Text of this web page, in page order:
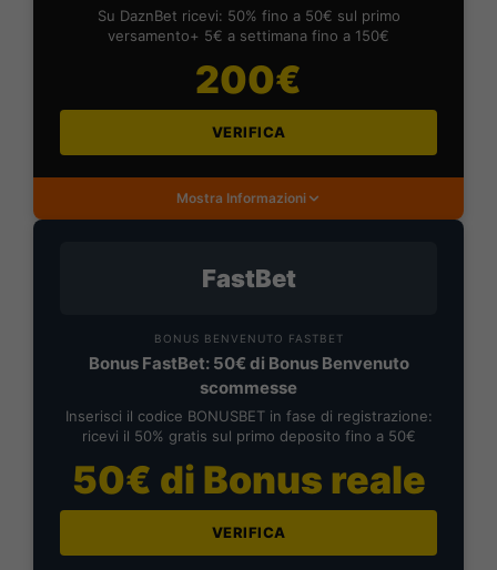
Su DaznBet ricevi: 50% fino a 50€ sul primo
versamento+ 5€ a settimana fino a 150€
200€
VERIFICA
Mostra Informazioni
FastBet
BONUS BENVENUTO FASTBET
Bonus FastBet: 50€ di Bonus Benvenuto
scommesse
Inserisci il codice BONUSBET in fase di registrazione:
ricevi il 50% gratis sul primo deposito fino a 50€
50€ di Bonus reale
VERIFICA